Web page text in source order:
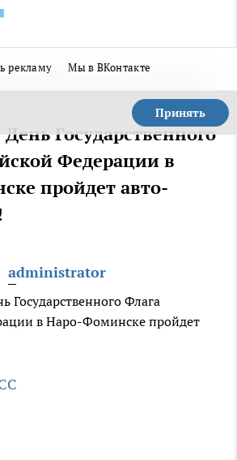
рекламу Мы в ВКонтакте
Принять
День Государственного
Федерации в
пройдет авто-
administrator